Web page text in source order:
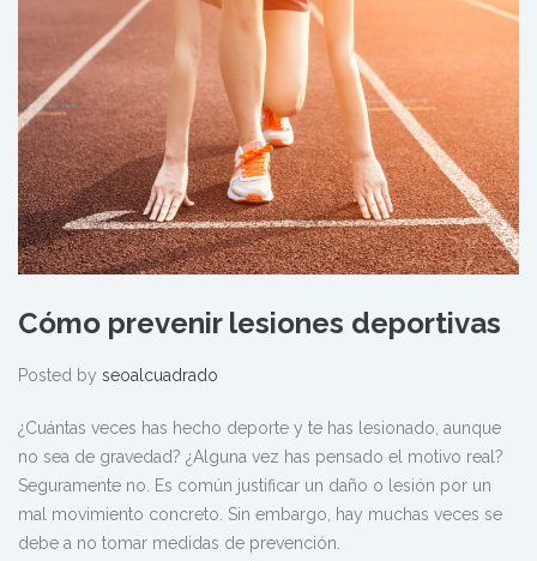
Cómo prevenir lesiones deportivas
Posted by seoalcuadrado
¿Cuántas veces has hecho deporte y te has lesionado, aunque
no sea de gravedad? ¿Alguna vez has pensado el motivo real?
Seguramente no. Es común justificar un daño o lesión por un
mal movimiento concreto. Sin embargo, hay muchas veces se
debe a no tomar medidas de prevención.